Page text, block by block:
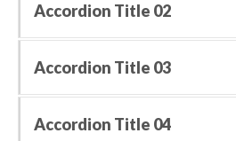
Accordion Title 02
Accordion Title 03
Accordion Title 04